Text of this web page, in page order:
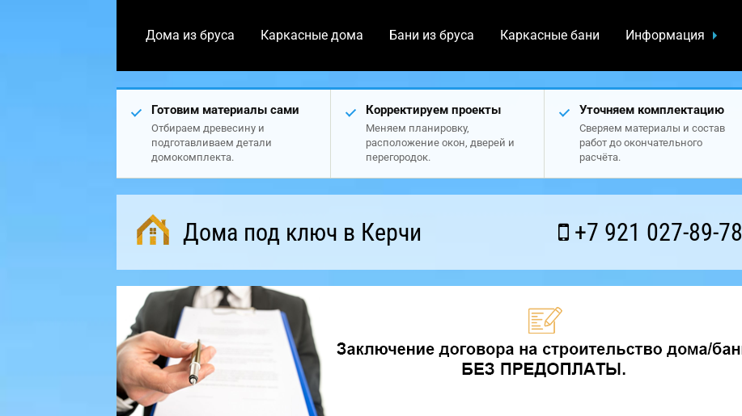
Дома из бруса Каркасные дома Бани из бруса Каркасные бани Информация
Готовим материалы сами
Отбираем древесину и
подготавливаем детали
домокомплекта.
Корректируем проекты
Меняем планировку,
расположение окон, дверей и
перегородок.
Уточняем комплектацию
Сверяем материалы и состав
работ до окончательного
расчёта.
Дома под ключ в Керчи +7 921 027-89-78